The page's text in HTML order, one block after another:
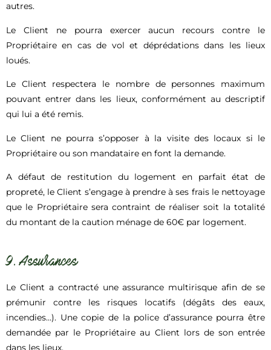
autres.
Le Client ne pourra exercer aucun recours contre le
Propriétaire en cas de vol et déprédations dans les lieux
loués.
Le Client respectera le nombre de personnes maximum
pouvant entrer dans les lieux, conformément au descriptif
qui lui a été remis.
Le Client ne pourra s’opposer à la visite des locaux si le
Propriétaire ou son mandataire en font la demande.
A défaut de restitution du logement en parfait état de
propreté, le Client s’engage à prendre à ses frais le nettoyage
que le Propriétaire sera contraint de réaliser soit la totalité
du montant de la caution ménage de 60€ par logement.
9. Assurances
Le Client a contracté une assurance multirisque afin de se
prémunir contre les risques locatifs (dégâts des eaux,
incendies…). Une copie de la police d’assurance pourra être
demandée par le Propriétaire au Client lors de son entrée
dans les lieux.